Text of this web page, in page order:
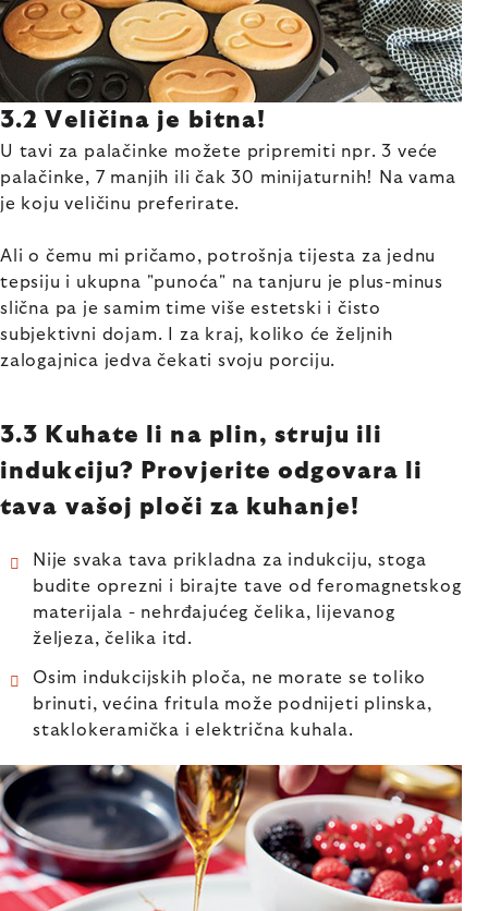
3.2 Veličina je bitna!
U tavi za palačinke možete pripremiti npr. 3 veće
palačinke, 7 manjih ili čak 30 minijaturnih! Na vama
je koju veličinu preferirate.
Ali o čemu mi pričamo, potrošnja tijesta za jednu
tepsiju i ukupna "punoća" na tanjuru je plus-minus
slična pa je samim time više estetski i čisto
subjektivni dojam. I za kraj, koliko će željnih
zalogajnica jedva čekati svoju porciju.
3.3 Kuhate li na plin, struju ili
indukciju? Provjerite odgovara li
tava vašoj ploči za kuhanje!
Nije svaka tava prikladna za indukciju, stoga
budite oprezni i birajte tave od feromagnetskog
materijala - nehrđajućeg čelika, lijevanog
željeza, čelika itd.
Osim indukcijskih ploča, ne morate se toliko
brinuti, većina fritula može podnijeti plinska,
staklokeramička i električna kuhala.